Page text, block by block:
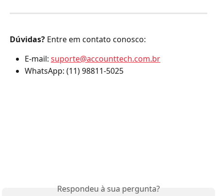
Dúvidas? Entre em contato conosco:
E-mail: suporte@accounttech.com.br
WhatsApp: (11) 98811-5025
Respondeu à sua pergunta?